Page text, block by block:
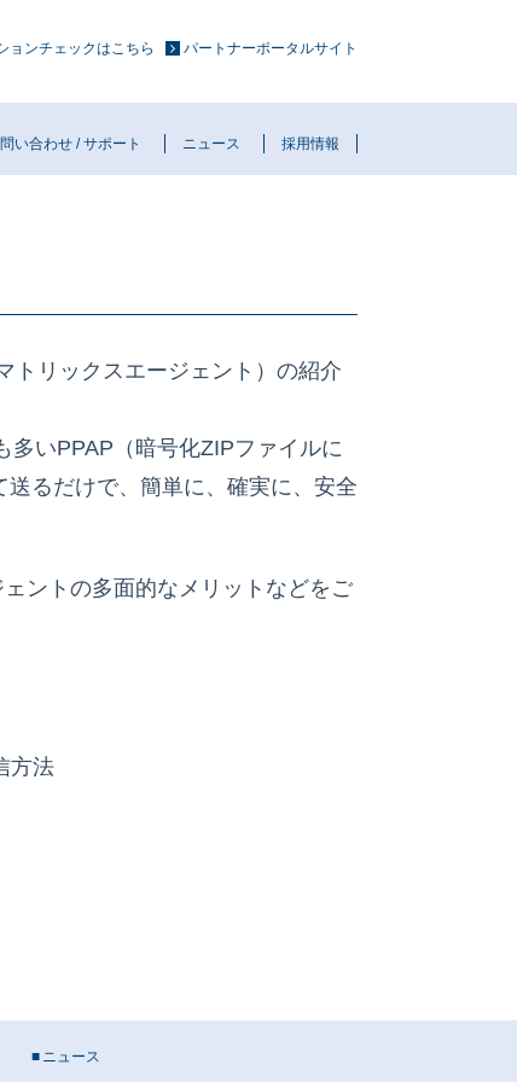
ョンチェックはこちら パートナーポータルサイト
い合わせ / サポート ニュース 採用情報
トリックスエージェント）の紹介
いPPAP（暗号化ZIPファイルに
るだけで、簡単に、確実に、安全
ントの多面的なメリットなどをご
方法
ニュース